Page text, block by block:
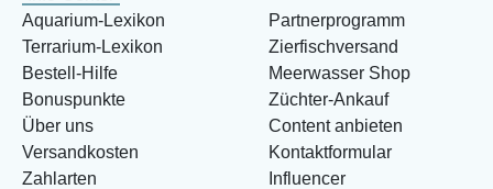
Aquarium-Lexikon
Terrarium-Lexikon
Bestell-Hilfe
Bonuspunkte
Über uns
Versandkosten
Zahlarten
Partnerprogramm
Zierfischversand
Meerwasser Shop
Züchter-Ankauf
Content anbieten
Kontaktformular
Influencer